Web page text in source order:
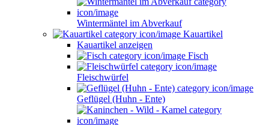
Wintermäntel im Abverkauf
Kauartikel
Kauartikel anzeigen
Fisch
Fleischwürfel
Geflügel (Huhn - Ente)